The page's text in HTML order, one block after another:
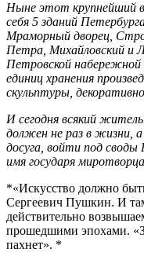
Ныне этот крупнейший
себя 5 зданий
Мраморный дворец,
Петра, Михайловский и
Петровской
единиц хранения
скульптуры,
И сегодня всякий
должен не раз в жизни, а
досуга, войти под своды
имя государя
*«Искусство должно
Сергеевич Пушкин. И
действительно
прошедшими эпохами.
пахнет». *